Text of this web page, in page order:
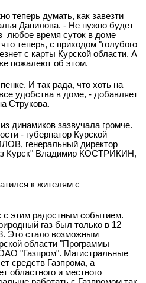
теперь думать, как завезти
Данилова. - Не нужно будет
любое время суток в доме
теперь, с приходом "голубого
с карты Курской области. А
пожалеют об этом.
И так рада, что хоть на
удобства в доме, - добавляет
Струкова.
динамиков зазвучала громче.
- губернатор Курской
генеральный директор
Курск" Владимир КОСТРИКИН,
к жителям с
этим радостным событием.
газ был только в 12
Это стало возможным
области "Программы
"Газпром". Магистральные
средств Газпрома, а
областного и местного